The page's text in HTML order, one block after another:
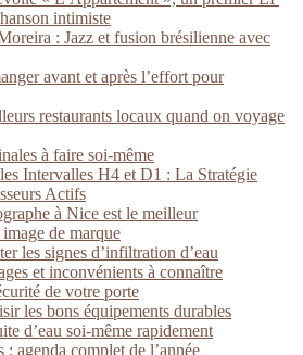
intimiste
: Jazz et fusion brésilienne avec
avant et après l’effort pour
restaurants locaux quand on voyage
à faire soi-même
Intervalles H4 et D1 : La Stratégie
Actifs
à Nice est le meilleur
de marque
les signes d’infiltration d’eau
et inconvénients à connaître
de votre porte
les bons équipements durables
d’eau soi-même rapidement
agenda complet de l’année